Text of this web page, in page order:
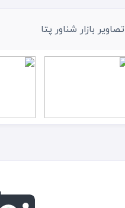
تصاویر بازار شناور پتا